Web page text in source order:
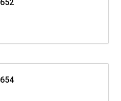
652
654